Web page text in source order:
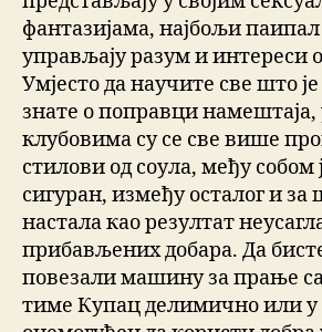
фантазијама, најбољи
управљају разум и интереси
Умјесто да научите све што
знате о поправци
клубовима су се све више
стилови од соула, међу
сигуран, између осталог и за
настала као резултат
прибављених добара. Да
повезали машину за прање са
тиме Купац делимично или у